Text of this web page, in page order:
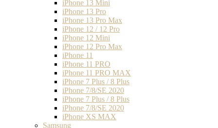
iPhone 13 Mini
iPhone 13 Pro
iPhone 13 Pro Max
iPhone 12 / 12 Pro
iPhone 12 Mini
iPhone 12 Pro Max
iPhone 11
iPhone 11 PRO
iPhone 11 PRO MAX
iPhone 7 Plus / 8 Plus
iPhone 7/8/SE 2020
iPhone 7 Plus / 8 Plus
iPhone 7/8/SE 2020
iPhone XS MAX
Samsung